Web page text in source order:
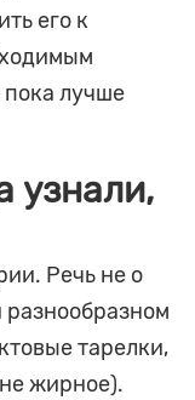
его к
лучше
узнали,
Речь не о
тарелки,
жирное).